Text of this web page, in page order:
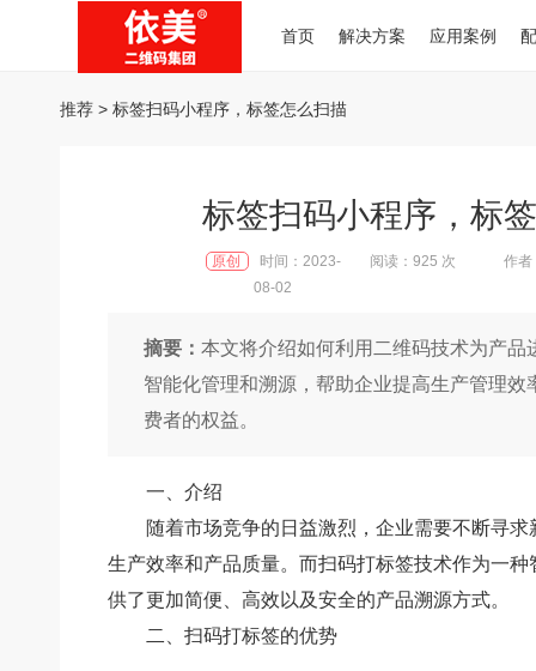
首页 解决方案 应用案例
推荐 > 标签扫码小程序，标签怎么扫描
标签扫码小程序，标
原创
时间：2023-
08-02
阅读：925 次 作
摘要： 本文将介绍如何利用二维码技术为产品
智能化管理和溯源，帮助企业提高生产管理效
费者的权益。
一、介绍
随着市场竞争的日益激烈，企业需要不断寻
生产效率和产品质量。而扫码打标签技术作为一
供了更加简便、高效以及安全的产品溯源方式。
二、扫码打标签的优势